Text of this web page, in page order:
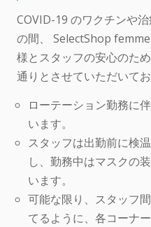
COVID-19 のワクチンや
の間、 SelectShop
様とスタッフの安心のた
通りとさせていただいてお
ローテーション勤務に
います。
スタッフは出勤前に検
し、勤務中はマスクの
います。
可能な限り、スタッフ
てるように、各コーナ